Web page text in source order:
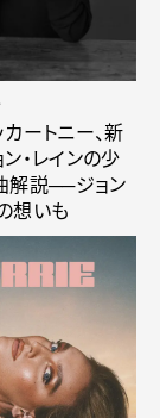
カートニー、新
・レインの少
解説──ジョン
想いも